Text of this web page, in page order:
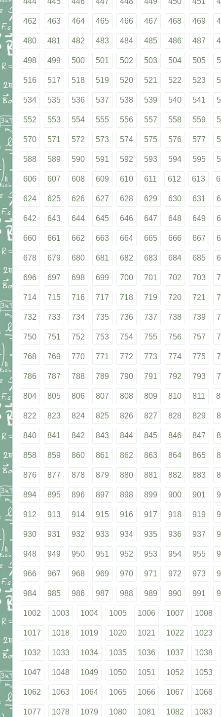
462 463 464 465 466 467 468 469
480 481 482 483 484 485 486 487
498 499 500 501 502 503 504 505
516 517 518 519 520 521 522 523
534 535 536 537 538 539 540 541
552 553 554 555 556 557 558 559
570 571 572 573 574 575 576 577
588 589 590 591 592 593 594 595
606 607 608 609 610 611 612 613
624 625 626 627 628 629 630 631
642 643 644 645 646 647 648 649
660 661 662 663 664 665 666 667
678 679 680 681 682 683 684 685
696 697 698 699 700 701 702 703
714 715 716 717 718 719 720 721
732 733 734 735 736 737 738 739
750 751 752 753 754 755 756 757
768 769 770 771 772 773 774 775
786 787 788 789 790 791 792 793
804 805 806 807 808 809 810 811
822 823 824 825 826 827 828 829
840 841 842 843 844 845 846 847
858 859 860 861 862 863 864 865
876 877 878 879 880 881 882 883
894 895 896 897 898 899 900 901
912 913 914 915 916 917 918 919
930 931 932 933 934 935 936 937
948 949 950 951 952 953 954 955
966 967 968 969 970 971 972 973
984 985 986 987 988 989 990 991
1002 1003 1004 1005 1006 1007 1008
1017 1018 1019 1020 1021 1022 1023
1032 1033 1034 1035 1036 1037 1038
1047 1048 1049 1050 1051 1052 1053
1062 1063 1064 1065 1066 1067 1068
1077 1078 1079 1080 1081 1082 1083